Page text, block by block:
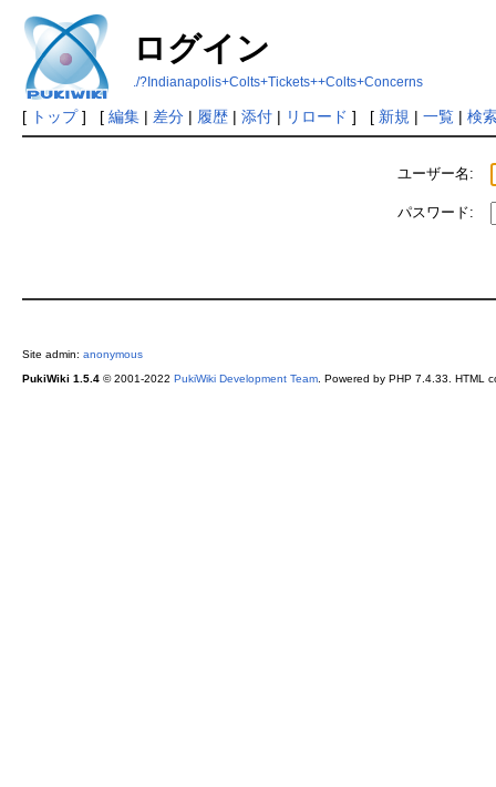
ログイン
./?Indianapolis+Colts+Tickets++Colts+Concerns
[ トップ] [ 編集| 差分| 履歴| 添付| リロード ] [ 新規 | 一覧| 検
ユーザー名:
パスワード:
Site admin: anonymous
PukiWiki 1.5.4© 2001-2022 PukiWiki Development Team. Powered by PHP 7.4.33. HTML